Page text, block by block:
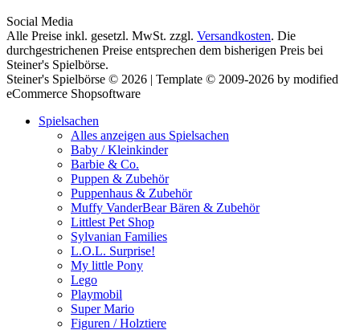
Social Media
Alle Preise inkl. gesetzl. MwSt. zzgl. Versandkosten. Die
durchgestrichenen Preise entsprechen dem bisherigen Preis bei
Steiner's Spielbörse.
Steiner's Spielbörse © 2026 | Template © 2009-2026 by modified
eCommerce Shopsoftware
Spielsachen
Alles anzeigen aus Spielsachen
Baby / Kleinkinder
Barbie & Co.
Puppen & Zubehör
Puppenhaus & Zubehör
Muffy VanderBear Bären & Zubehör
Littlest Pet Shop
Sylvanian Families
L.O.L. Surprise!
My little Pony
Lego
Playmobil
Super Mario
Figuren / Holztiere